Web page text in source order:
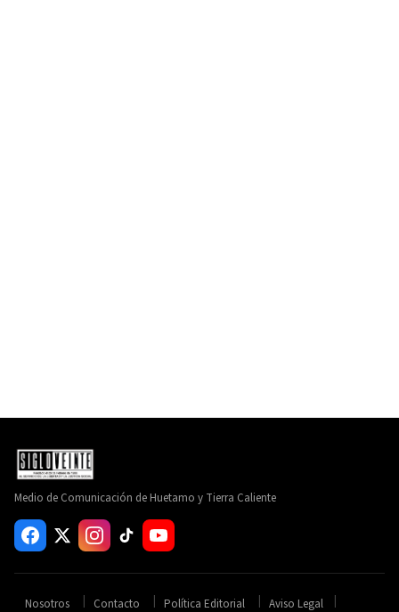
Medio de Comunicación de Huetamo y Tierra Caliente
Nosotros Contacto Política Editorial Aviso Legal